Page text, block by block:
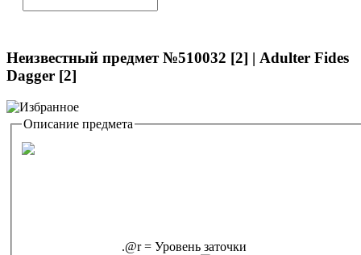
Неизвестный предмет №510032 [2] | Adulter Fides
Dagger [2]
Описание предмета
.@r = Уровень заточки